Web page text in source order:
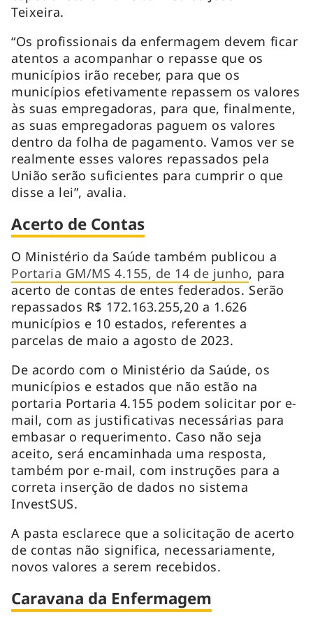
Teixeira.
“Os profissionais da enfermagem devem ficar
atentos a acompanhar o repasse que os
municípios irão receber, para que os
municípios efetivamente repassem os valores
às suas empregadoras, para que, finalmente,
as suas empregadoras paguem os valores
dentro da folha de pagamento. Vamos ver se
realmente esses valores repassados pela
União serão suficientes para cumprir o que
disse a lei”, avalia.
Acerto de Contas
O Ministério da Saúde também publicou a
Portaria GM/MS 4.155, de 14 de junho, para
acerto de contas de entes federados. Serão
repassados R$ 172.163.255,20 a 1.626
municípios e 10 estados, referentes a
parcelas de maio a agosto de 2023.
De acordo com o Ministério da Saúde, os
municípios e estados que não estão na
portaria Portaria 4.155 podem solicitar por e-
mail, com as justificativas necessárias para
embasar o requerimento. Caso não seja
aceito, será encaminhada uma resposta,
também por e-mail, com instruções para a
correta inserção de dados no sistema
InvestSUS.
A pasta esclarece que a solicitação de acerto
de contas não significa, necessariamente,
novos valores a serem recebidos.
Caravana da Enfermagem